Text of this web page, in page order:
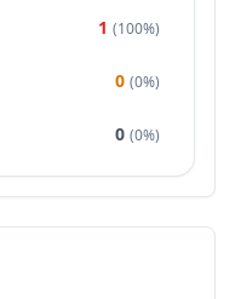
1 (100%)
0 (0%)
0 (0%)